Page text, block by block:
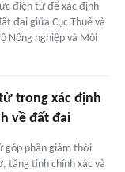
điện tử để xác định
đai giữa Cục Thuế và
Nông nghiệp và Môi
trong xác định
về đất đai
góp phần giảm thời
tăng tính chính xác và